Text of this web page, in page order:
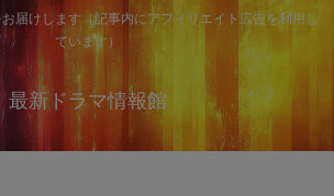
届けします（記事内にアフィリエイト広告を利用し
ています）
最新ドラマ情報館